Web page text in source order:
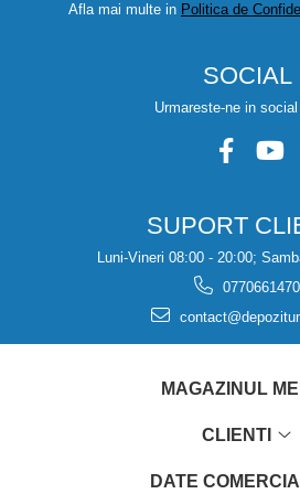
Afla mai multe in Politica de
SOCIAL
Urmareste-ne in
SUPORT
Luni-Vineri 08:00 - 20:00;
0770661470
MAGAZINUL
CLIENTI
DATE